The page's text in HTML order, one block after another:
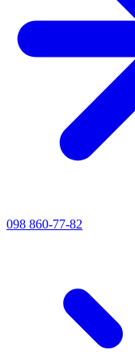
098 860-77-82